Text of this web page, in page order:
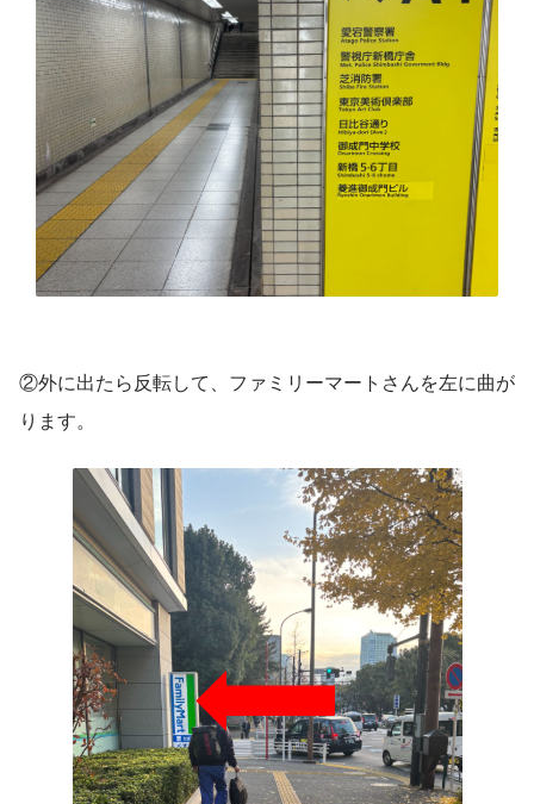
②外に出たら反転して、ファミリーマートさんを左に曲が
ります。